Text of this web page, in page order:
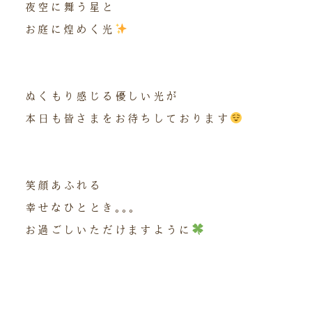
夜空に舞う星と
お庭に煌めく光
ぬくもり感じる優しい光が
本日も皆さまをお待ちしております
笑顔あふれる
幸せなひととき｡｡｡
お過ごしいただけますように